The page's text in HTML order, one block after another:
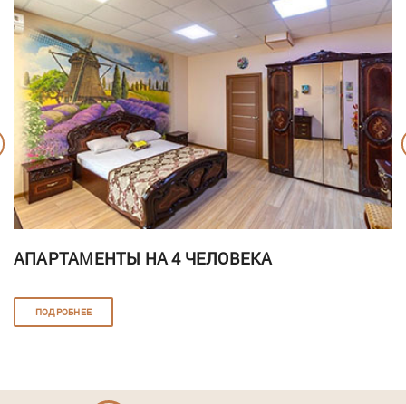
АПАРТАМЕНТЫ НА 4 ЧЕЛОВЕКА
ПОДРОБНЕЕ